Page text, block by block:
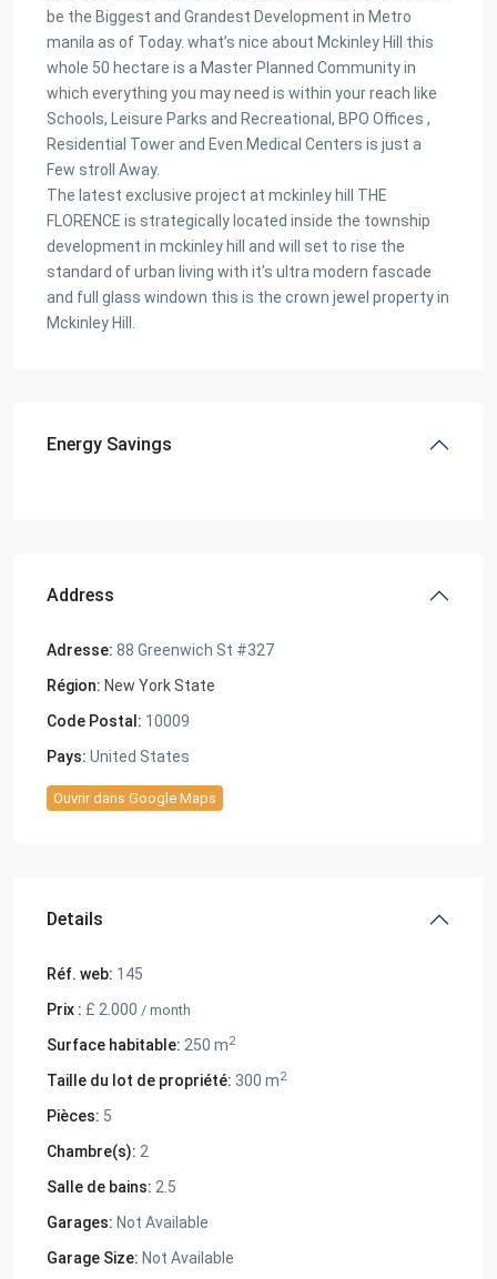
be the Biggest and Grandest Development in Metro
manila as of Today. what’s nice about Mckinley Hill this
whole 50 hectare is a Master Planned Community in
which everything you may need is within your reach like
Schools, Leisure Parks and Recreational, BPO Offices ,
Residential Tower and Even Medical Centers is just a
Few stroll Away.
The latest exclusive project at mckinley hill THE
FLORENCE is strategically located inside the township
development in mckinley hill and will set to rise the
standard of urban living with it’s ultra modern fascade
and full glass windown this is the crown jewel property in
Mckinley Hill.
Energy Savings
Address
Adresse: 88 Greenwich St #327
Région: New York State
Code Postal: 10009
Pays: United States
Ouvrir dans Google Maps
Details
Réf. web: 145
Prix : £ 2.000 / month
Surface habitable: 250 m2
Taille du lot de propriété: 300 m2
Pièces: 5
Chambre(s): 2
Salle de bains: 2.5
Garages: Not Available
Garage Size: Not Available